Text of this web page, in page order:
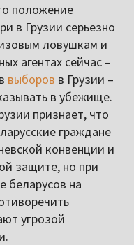
положение
в Грузии серьезно
ловушкам и
агентах сейчас –
выборов в Грузии –
в убежище.
признает, что
граждане
конвенции и
защите, но при
беларусов на
угрозой